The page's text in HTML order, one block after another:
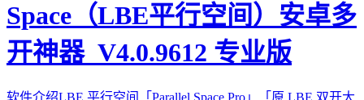
Space（LBE平行空间）安卓多
开神器_V4.0.9612 专业版
软件介绍LBE 平行空间「Parallel Space Pro」「原 LBE 双开大